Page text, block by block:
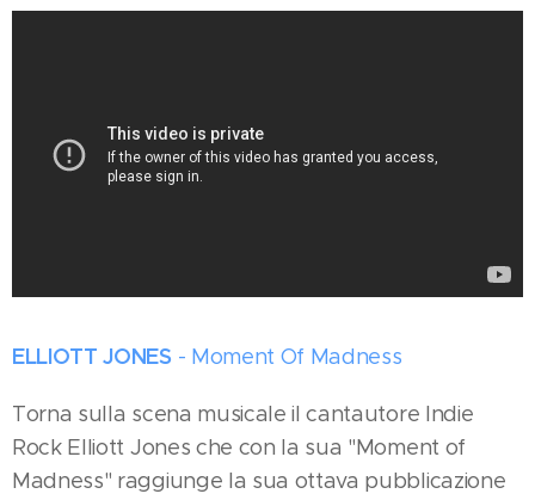
ELLIOTT JONES - Moment Of Madness
Torna sulla scena musicale il cantautore Indie
Rock Elliott Jones che con la sua "Moment of
Madness" raggiunge la sua ottava pubblicazione